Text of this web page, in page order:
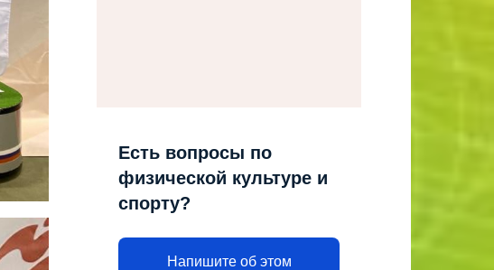
Есть вопросы по
физической культуре и
спорту?
Напишите об этом